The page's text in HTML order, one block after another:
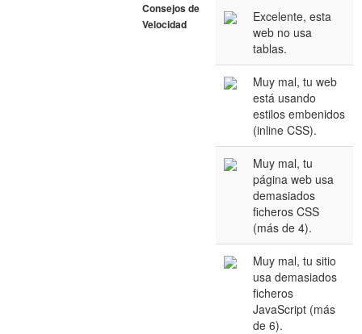
Consejos de
Velocidad
Excelente, esta
web no usa
tablas.
Muy mal, tu web
está usando
estilos embenidos
(inline CSS).
Muy mal, tu
página web usa
demasiados
ficheros CSS
(más de 4).
Muy mal, tu sitio
usa demasiados
ficheros
JavaScript (más
de 6).